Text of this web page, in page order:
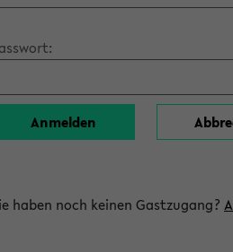
haben noch keinen Gastzugang?